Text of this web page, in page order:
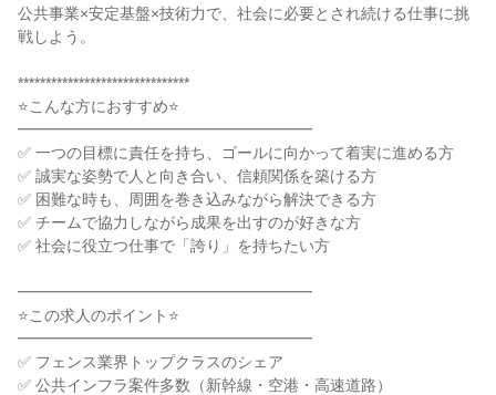
公共事業×安定基盤×技術力で、社会に必要とされ続ける仕事に挑
戦しよう。
*******************************
⭐こんな方におすすめ⭐
━━━━━━━━━━━━━━━━━━━
✅ 一つの目標に責任を持ち、ゴールに向かって着実に進める方
✅ 誠実な姿勢で人と向き合い、信頼関係を築ける方
✅ 困難な時も、周囲を巻き込みながら解決できる方
✅ チームで協力しながら成果を出すのが好きな方
✅ 社会に役立つ仕事で「誇り」を持ちたい方
━━━━━━━━━━━━━━━━━━━
⭐この求人のポイント⭐
━━━━━━━━━━━━━━━━━━━
✅ フェンス業界トップクラスのシェア
✅ 公共インフラ案件多数（新幹線・空港・高速道路）